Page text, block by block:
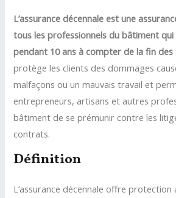
L’assurance décennale est une
tous les professionnels du bâtiment
pendant 10 ans à compter de la fin des
protège les clients des dommages
malfaçons ou un mauvais travail et
entrepreneurs, artisans et autres
bâtiment de se prémunir contre les
contrats.
Définition
L’assurance décennale offre protection